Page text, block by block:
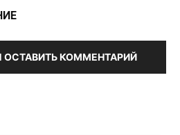
ОСТАВИТЬ КОММЕНТАРИЙ